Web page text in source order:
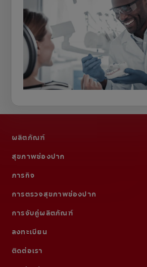
ผลิตภัณฑ์
สุขภาพช่องปาก
ภารกิจ
การตรวจสุขภาพช่องปาก
การจับคู่ผลิตภัณฑ์
ลงทะเบียน
ติดต่อเรา